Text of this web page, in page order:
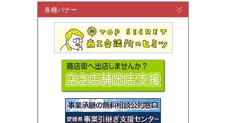
各種バナー